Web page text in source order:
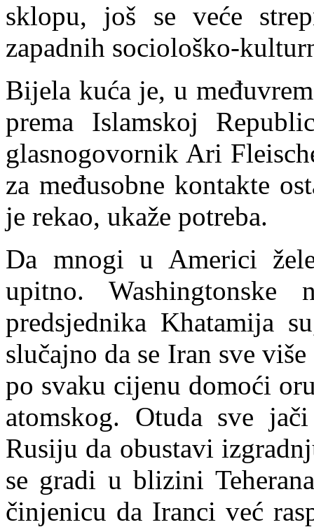
sklopu, još se veće
zapadnih sociološko-
Bijela kuća je, u
prema Islamskoj
glasnogovornik Ari
za međusobne kontakte
je rekao, ukaže potreba.
Da mnogi u Americi
upitno.
predsjednika Khatamija
slučajno da se Iran sve
po svaku cijenu domoći
atomskog. Otuda sve
Rusiju da obustavi
se gradi u blizini
činjenicu da Iranci već